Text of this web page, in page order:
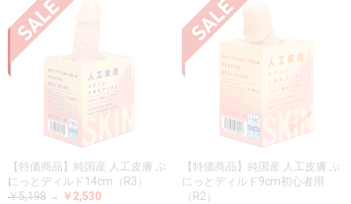
【特価商品】純国産 人工皮膚 ぷ
にっとディルド14cm（R3）
￥5,198 → ￥2,530
【特価商品】純国産 人工皮膚 ぷ
にっとディルド9cm初心者用
（R2）